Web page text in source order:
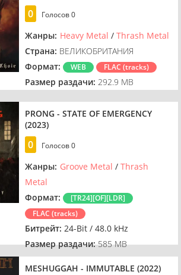
0 Голосов0
Жанры: Heavy Metal / Thrash Metal
Страна: ВЕЛИКОБРИТАНИЯ
Формат:
WEB FLAC (tracks)
Размер раздачи: 292.9 MB
PRONG - STATE OF EMERGENCY
(2023)
0 Голосов0
Жанры: Groove Metal / Thrash
Metal
Формат:
[TR24][OF][LDR]
FLAC (tracks)
Битрейт: 24-Bit / 48.0 kHz
Размер раздачи: 585 MB
MESHUGGAH - IMMUTABLE (2022)